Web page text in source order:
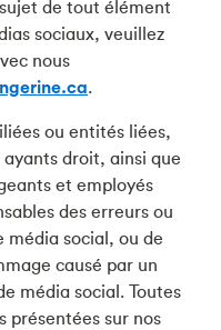
de tout élément
sociaux, veuillez
nous
.
ou entités liées,
droit, ainsi que
et employés
des erreurs ou
média social, ou de
causé par un
média social. Toutes
présentées sur nos